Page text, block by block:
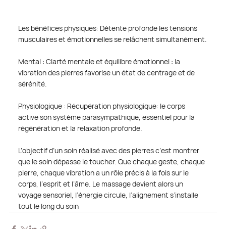
Les bénéfices physiques: Détente profonde les tensions
musculaires et émotionnelles se relâchent simultanément.
Mental : Clarté mentale et équilibre émotionnel : la
vibration des pierres favorise un état de centrage et de
sérénité.
Physiologique : Récupération physiologique: le corps
active son système parasympathique, essentiel pour la
régénération et la relaxation profonde.
L’objectif d’un soin réalisé avec des pierres c’est montrer
que le soin dépasse le toucher. Que chaque geste, chaque
pierre, chaque vibration a un rôle précis à la fois sur le
corps, l’esprit et l’âme. Le massage devient alors un
voyage sensoriel, l’énergie circule, l’alignement s’installe
tout le long du soin